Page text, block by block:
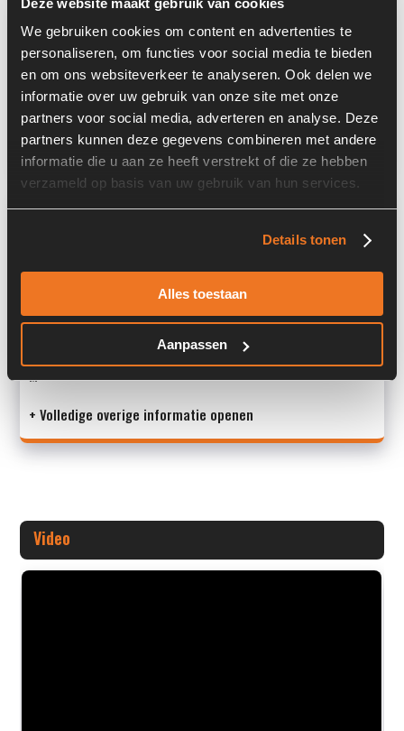
We gebruiken cookies om content en advertenties te
personaliseren, om functies voor social media te bieden
en om ons websiteverkeer te analyseren. Ook delen we
informatie over uw gebruik van onze site met onze
partners voor social media, adverteren en analyse. Deze
partners kunnen deze gegevens combineren met andere
informatie die u aan ze heeft verstrekt of die ze hebben
verzameld op basis van uw gebruik van hun services.
Details tonen
Alles toestaan
Aanpassen
Past op de volgende machines:
Liebherr A 924 C
Land:
Nederland
Overige informatie
Brand: Liebherr
Type 2: 11067265
M
+ Volledige overige informatie openen
Video